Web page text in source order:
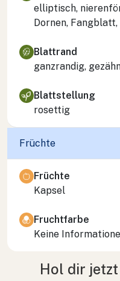
elliptisch,
Dornen,
Blattrand
ganzrandig,
Blattstellung
rosettig
Früchte
Früchte
Kapsel
Fruchtfarbe
Keine
Hol dir